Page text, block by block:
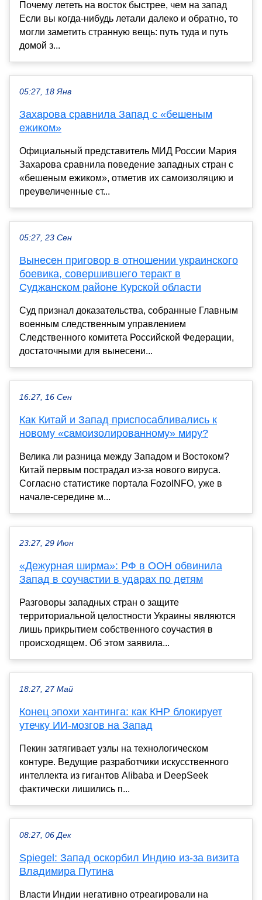
Почему лететь на восток быстрее, чем на запад
Если вы когда-нибудь летали далеко и обратно, то
могли заметить странную вещь: путь туда и путь
домой з...
05:27, 18 Янв
Захарова сравнила Запад с «бешеным
ежиком»
Официальный представитель МИД России Мария
Захарова сравнила поведение западных стран с
«бешеным ежиком», отметив их самоизоляцию и
преувеличенные ст...
05:27, 23 Сен
Вынесен приговор в отношении украинского
боевика, совершившего теракт в
Суджанском районе Курской области
Суд признал доказательства, собранные Главным
военным следственным управлением
Следственного комитета Российской Федерации,
достаточными для вынесени...
16:27, 16 Сен
Как Китай и Запад приспосабливались к
новому «самоизолированному» миру?
Велика ли разница между Западом и Востоком?
Китай первым пострадал из-за нового вируса.
Согласно статистике портала FozoINFO, уже в
начале-середине м...
23:27, 29 Июн
«Дежурная ширма»: РФ в ООН обвинила
Запад в соучастии в ударах по детям
Разговоры западных стран о защите
территориальной целостности Украины являются
лишь прикрытием собственного соучастия в
происходящем. Об этом заявила...
18:27, 27 Май
Конец эпохи хантинга: как КНР блокирует
утечку ИИ-мозгов на Запад
Пекин затягивает узлы на технологическом
контуре. Ведущие разработчики искусственного
интеллекта из гигантов Alibaba и DeepSeek
фактически лишились п...
08:27, 06 Дек
Spiegel: Запад оскорбил Индию из-за визита
Владимира Путина
Власти Индии негативно отреагировали на